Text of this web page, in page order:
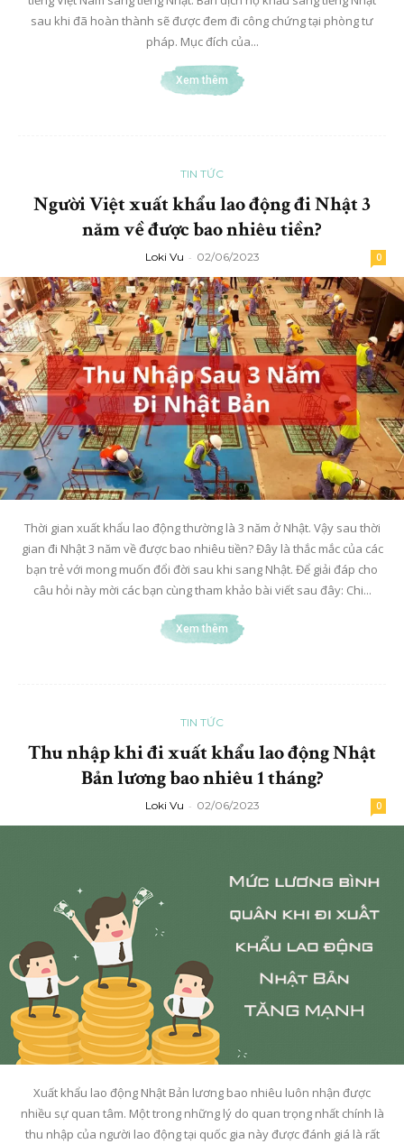
sau khi đã hoàn thành sẽ được đem đi công chứng tại phòng tư
pháp. Mục đích của...
Xem thêm
TIN TỨC
Người Việt xuất khẩu lao động đi Nhật 3
năm về được bao nhiêu tiền?
Loki Vu - 02/06/2023 0
Thời gian xuất khẩu lao động thường là 3 năm ở Nhật. Vậy sau thời
gian đi Nhật 3 năm về được bao nhiêu tiền? Đây là thắc mắc của các
bạn trẻ với mong muốn đổi đời sau khi sang Nhật. Để giải đáp cho
câu hỏi này mời các bạn cùng tham khảo bài viết sau đây: Chi...
Xem thêm
TIN TỨC
Thu nhập khi đi xuất khẩu lao động Nhật
Bản lương bao nhiêu 1 tháng?
Loki Vu - 02/06/2023 0
Xuất khẩu lao động Nhật Bản lương bao nhiêu luôn nhận được
nhiều sự quan tâm. Một trong những lý do quan trọng nhất chính là
thu nhập của người lao động tại quốc gia này được đánh giá là rất